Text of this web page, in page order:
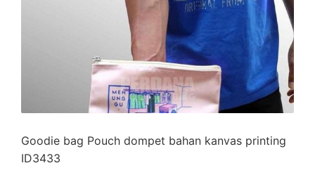
Goodie bag Pouch dompet bahan kanvas printing
ID3433